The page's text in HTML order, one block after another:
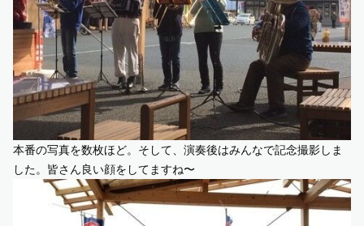
本番の写真を数枚ほど。そして、演奏後はみんなで記念撮影しま
した。皆さん良い顔をしてますね〜